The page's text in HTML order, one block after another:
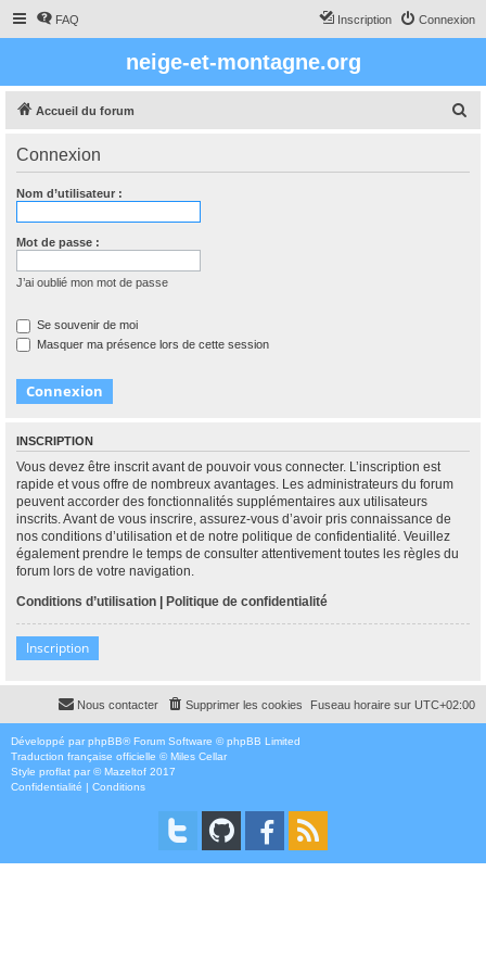
FAQ Connexion
Inscription
neige-et-montagne.org
Accueil du forum
Connexion
Nom d’utilisateur :
Mot de passe :
J’ai oublié mon mot de passe
Se souvenir de moi
Masquer ma présence lors de cette session
INSCRIPTION
Vous devez être inscrit avant de pouvoir vous connecter. L’inscription est
rapide et vous offre de nombreux avantages. Les administrateurs du forum
peuvent accorder des fonctionnalités supplémentaires aux utilisateurs
inscrits. Avant de vous inscrire, assurez-vous d’avoir pris connaissance de
nos conditions d’utilisation et de notre politique de confidentialité. Veuillez
également prendre le temps de consulter attentivement toutes les règles du
forum lors de votre navigation.
Conditions d’utilisation | Politique de confidentialité
Inscription
Fuseau horaire sur UTC+02:00
Supprimer les cookies
Nous contacter
Développé par phpBB® Forum Software © phpBB Limited
Traduction française officielle ©Miles Cellar
Style proflat par ©Mazeltof 2017
Confidentialité | Conditions